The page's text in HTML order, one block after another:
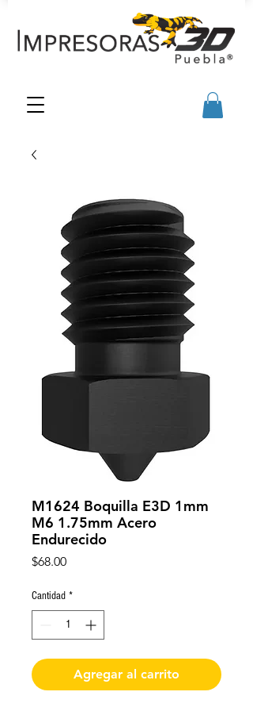
M1624 Boquilla E3D 1mm
M6 1.75mm Acero
Endurecido
$68.00Precio
Cantidad *
Agregar al carrito